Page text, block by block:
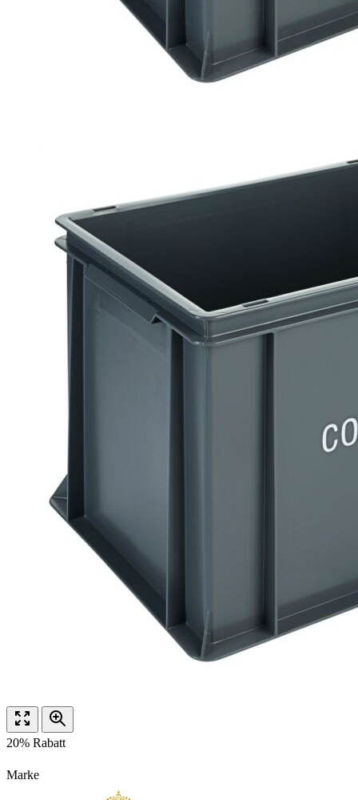
20% Rabatt
Marke